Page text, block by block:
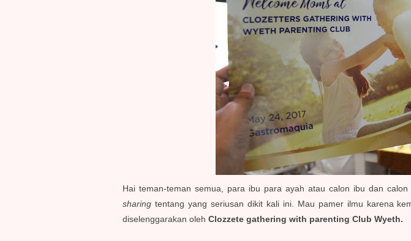
Hai teman-teman semua, para ibu para ayah atau calon ibu dan
sharing tentang yang seriusan dikit kali ini. Mau pamer ilmu karena
diselenggarakan oleh Clozzete gathering with parenting Club Wyeth.